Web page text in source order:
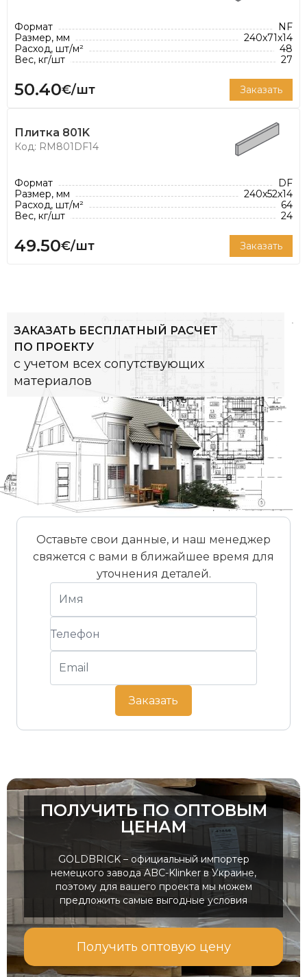
*Расход плитки указан из расчета
рекомендованной толщины шва 12 мм
Формат
NF
Размер, мм
240x71x14
Расход, шт/м²
48
Вес, кг/шт
27
50.40€/шт Заказать
Плитка 801K
Код: RM801DF14
Формат
DF
Размер, мм
240x52x14
Расход, шт/м²
64
Вес, кг/шт
24
49.50€/шт Заказать
ЗАКАЗАТЬ БЕСПЛАТНЫЙ РАСЧЕТ
ПО ПРОЕКТУ
с учетом всех сопутствующих
материалов
Оставьте свои данные, и наш менеджер
свяжется с вами в ближайшее время для
уточнения деталей.
Заказать
ПОЛУЧИТЬ ПО ОПТОВЫМ
ЦЕНАМ
GOLDBRICK – официальный импортер
немецкого завода ABC-Klinker в Украине,
поэтому для вашего проекта мы можем
предложить самые выгодные условия
Получить оптовую цену